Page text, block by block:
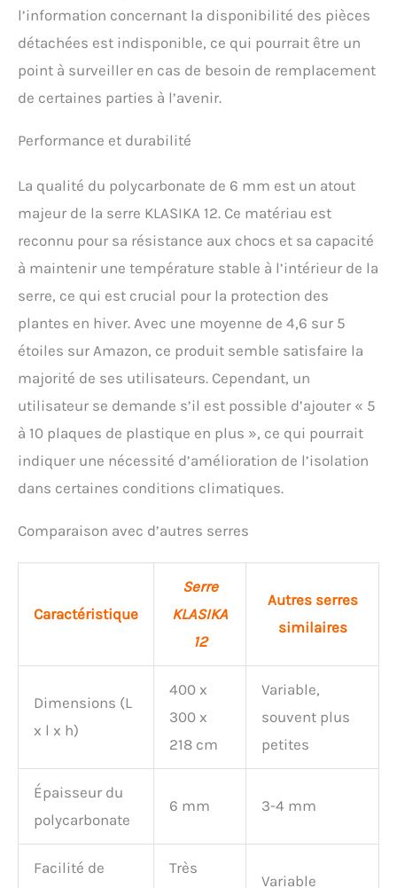
l’information concernant la disponibilité des pièces
détachées est indisponible, ce qui pourrait être un
point à surveiller en cas de besoin de remplacement
de certaines parties à l’avenir.
Performance et durabilité
La qualité du polycarbonate de 6 mm est un atout
majeur de la serre KLASIKA 12. Ce matériau est
reconnu pour sa résistance aux chocs et sa capacité
à maintenir une température stable à l’intérieur de la
serre, ce qui est crucial pour la protection des
plantes en hiver. Avec une moyenne de 4,6 sur 5
étoiles sur Amazon, ce produit semble satisfaire la
majorité de ses utilisateurs. Cependant, un
utilisateur se demande s’il est possible d’ajouter « 5
à 10 plaques de plastique en plus », ce qui pourrait
indiquer une nécessité d’amélioration de l’isolation
dans certaines conditions climatiques.
Comparaison avec d’autres serres
Caractéristique
Serre
KLASIKA
12
Autres serres
similaires
Dimensions (L
x l x h)
400 x
300 x
218 cm
Variable,
souvent plus
petites
Épaisseur du
polycarbonate
6 mm 3-4 mm
Facilité de
Très
Variable